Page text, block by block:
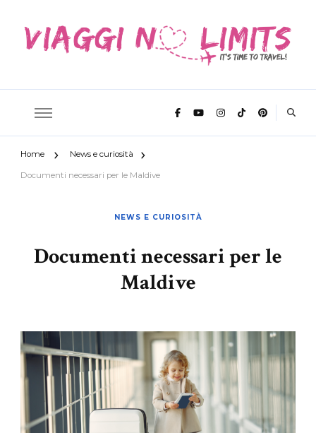
Viaggi No
Limits
Home News e curiosità
Documenti necessari per le Maldive
NEWS E CURIOSITÀ
Documenti necessari per le
Maldive